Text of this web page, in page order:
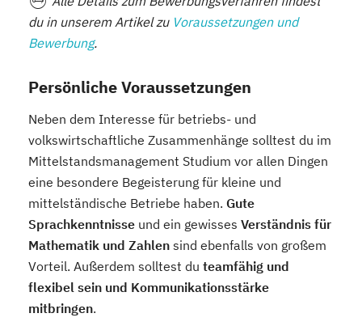
du in unserem Artikel zu Voraussetzungen und
Bewerbung.
Persönliche Voraussetzungen
Neben dem Interesse für betriebs- und
volkswirtschaftliche Zusammenhänge solltest du im
Mittelstandsmanagement Studium vor allen Dingen
eine besondere Begeisterung für kleine und
mittelständische Betriebe haben. Gute
Sprachkenntnisse und ein gewisses Verständnis für
Mathematik und Zahlen sind ebenfalls von großem
Vorteil. Außerdem solltest du teamfähig und
flexibel sein und Kommunikationsstärke
mitbringen.